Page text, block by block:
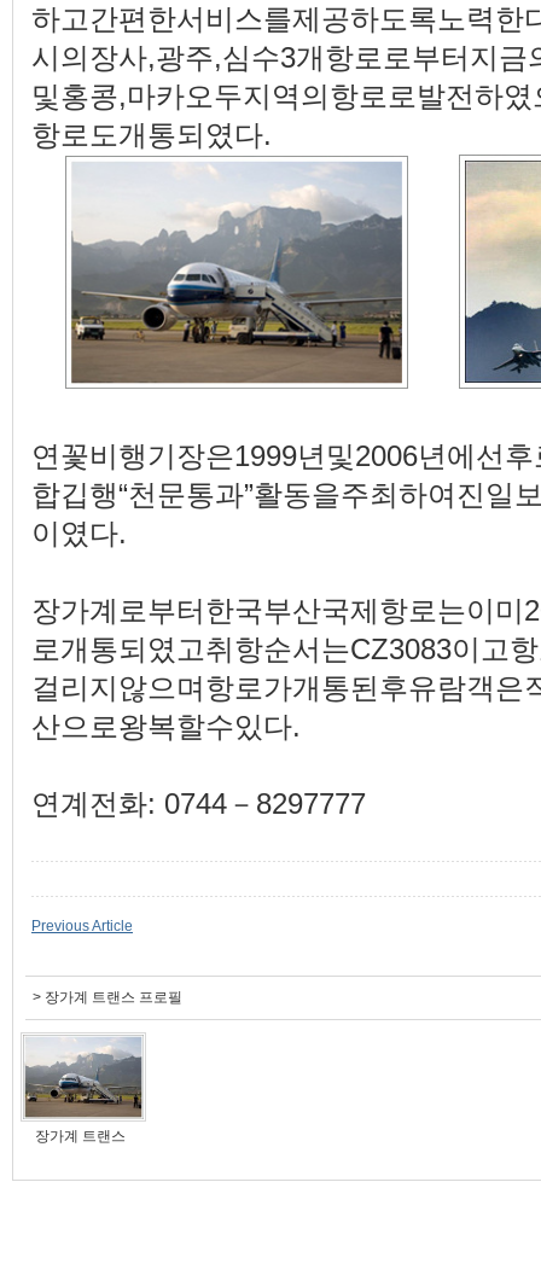
하고간편한서비스를제공하도록노력한
시의장사,광주,심수3개항로로부터지금
및홍콩,마카오두지역의항로로발전하
항로도개통되였다.
연꽃비행기장은1999년및2006년에선
합깁행“천문통과”활동을주최하여진일
이였다.
장가계로부터한국부산국제항로는이미
로개통되였고취항순서는CZ3083이고
걸리지않으며항로가개통된후유람객은
산으로왕복할수있다.
연계전화: 0744－8297777
Previous Article
> 장가계 트랜스 프로필
장가계 트랜스